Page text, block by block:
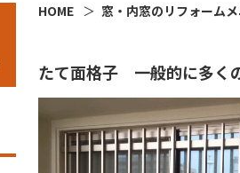
HOME 窓・内窓のリフォーム
たて面格子 一般的に多く